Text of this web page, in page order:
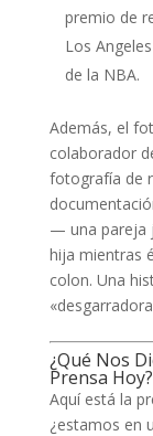
premio de
Los
de la NBA.
Además, el
colaborador
fotografía de
— una pareja
hija mientras
colon. Una
¿Qué Nos
Prensa Hoy?
Aquí está la
¿estamos en